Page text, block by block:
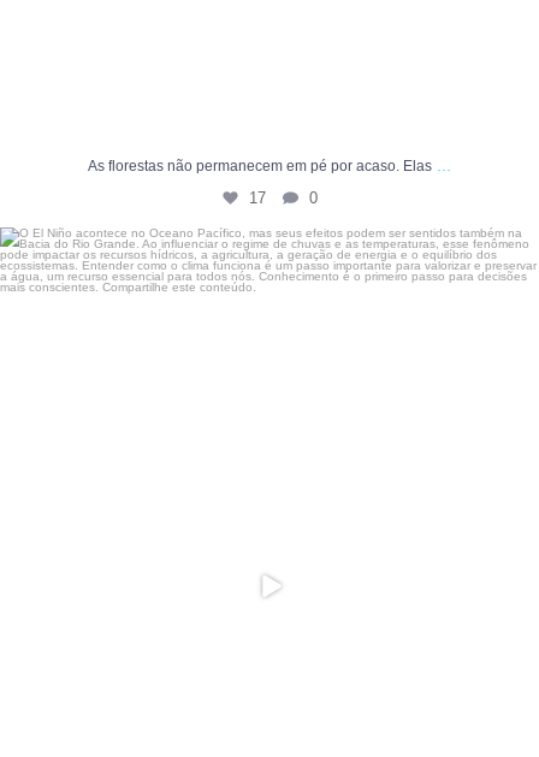
As florestas não permanecem em pé por acaso. Elas ...
17 0
O El Niño acontece no Oceano Pacífico, mas seus...
7